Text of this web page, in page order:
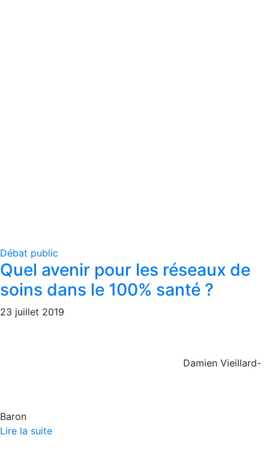
Débat public
Quel avenir pour les réseaux de
soins dans le 100% santé ?
23 juillet 2019
Damien Vieillard-
Baron
Lire la suite